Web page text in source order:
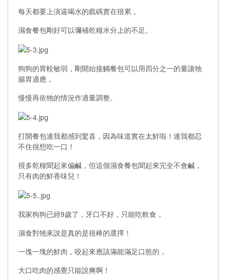
每天都要上演逼喝水的戲碼實在很累，
濕食餐包剛好可以彌補乾糧水分上的不足。
狗狗的胃較敏弱，剛開始接觸餐包可以用四分之一的量讓牠
腸胃適應，
慢慢再依牠的情況作適量調整。
打開餐包連我都感到驚喜，因為味道實在太鮮啦！連我都忍
不住很想吃一口！
很多乾糧聞起來偏鹹，但這個濕食餐包聞起來完全不會鹹，
只有肉的鮮香味兒！
我家狗狗已經9歲了，牙口不好，只能吃軟食，
濕食對牠來說是真的是很棒的選擇！
一塊一塊的鮮肉，咬起來應該滿能滿足口慾的，
大口吃肉的感覺只能說爽啊！